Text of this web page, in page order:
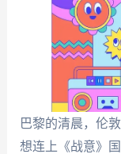
巴黎的清晨，伦
想连上《战意》